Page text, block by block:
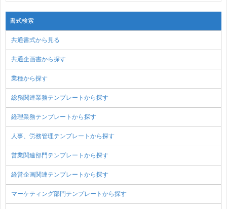
書式検索
共通書式から見る
共通企画書から探す
業種から探す
総務関連業務テンプレートから探す
経理業務テンプレートから探す
人事、労務管理テンプレートから探す
営業関連部門テンプレートから探す
経営企画関連テンプレートから探す
マーケティング部門テンプレートから探す